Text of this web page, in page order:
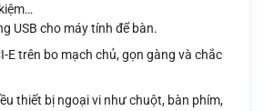
USB cho máy tính để bàn.
E trên bo mạch chủ, gọn gàng và chắc
thiết bị ngoại vi như chuột, bàn phím,